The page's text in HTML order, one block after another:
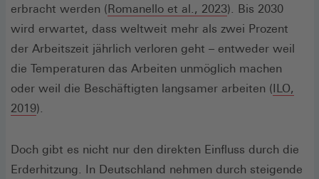
einem
neuen
Fenster)
erbracht werden (Romanello et al., 2023(Öffnet
in
einem
neuen
Fenster)
). Bis 2030
wird erwartet, dass weltweit mehr als zwei Prozent
der Arbeitszeit jährlich verloren geht – entweder weil
die Temperaturen das Arbeiten unmöglich machen
oder weil die Beschäftigten langsamer arbeiten (ILO,
2019(Öffnet
einem
neuen
).
Doch gibt es nicht nur den direkten Einfluss durch die
Erderhitzung. In Deutschland nehmen durch steigende